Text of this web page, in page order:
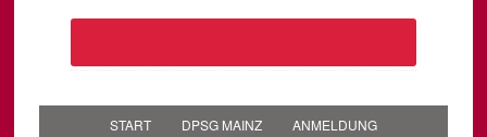
START DPSG MAINZ ANMELDUNG